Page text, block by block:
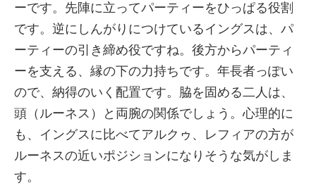
ーです。先陣に立ってパーティーをひっぱる役割
です。逆にしんがりにつけているイングスは、パ
ーティーの引き締め役ですね。後方からパーティ
ーを支える、縁の下の力持ちです。年長者っぽい
ので、納得のいく配置です。脇を固める二人は、
頭（ルーネス）と両腕の関係でしょう。心理的に
も、イングスに比べてアルクゥ、レフィアの方が
ルーネスの近いポジションになりそうな気がしま
す。